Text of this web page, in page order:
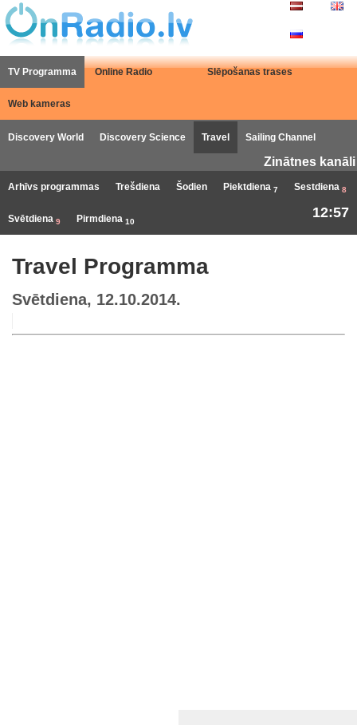
TV Programma Online Radio Slēpošanas trases
Web kameras
Discovery World Discovery Science Travel Sailing Channel
Zinātnes kanāli
Arhīvs programmas Trešdiena Šodien Piektdiena 7 Sestdiena 8
Svētdiena 9 Pirmdiena 10
12:57
Travel Programma
Svētdiena, 12.10.2014.